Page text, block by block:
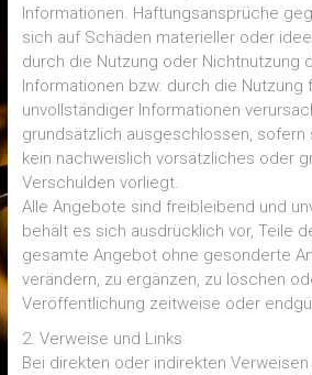
Informationen. Haftungsansprüche
sich auf Schäden materieller oder
durch die Nutzung oder Nichtnutzung
Informationen bzw. durch die Nutzung
unvollständiger Informationen
grundsätzlich ausgeschlossen, sofern
kein nachweislich vorsätzliches oder
Verschulden vorliegt.
Alle Angebote sind freibleibend und
behält es sich ausdrücklich vor, Teile
gesamte Angebot ohne gesonderte
verändern, zu ergänzen, zu löschen
Veröffentlichung zeitweise oder
2. Verweise und Links
Bei direkten oder indirekten